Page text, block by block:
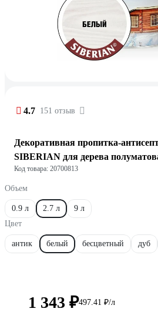
4.7 151 отзыв
Декоративная пропитка-
SIBERIAN для дерева
Код товара: 20700813
Объем
0.9 л 2.7 л
9 л
Цвет
антик белый бесцветный дуб
1 343 ₽497.41 ₽/л